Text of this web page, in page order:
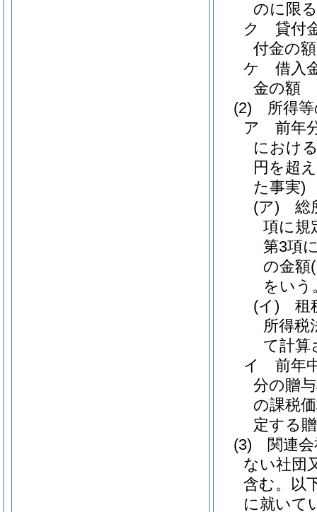
のに限
ク
貸付
付金の額
ケ
借入
金の額
(2)
所得
ア
前年
におけ
円を超
た事実)
(ア)
総
項に規
第3項
の金額
をいう
(イ)
租
所得税
て計算
イ
前年
分の贈
の課税
定する
(3)
関連
ない社団
含む。以
に就いて